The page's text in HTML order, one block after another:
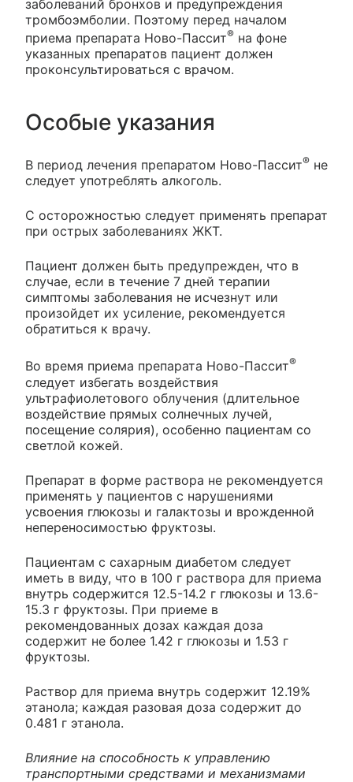
заболеваний бронхов и предупреждения
тромбоэмболии. Поэтому перед началом
приема препарата Ново-Пассит® на фоне
указанных препаратов пациент должен
проконсультироваться с врачом.
Особые указания
В период лечения препаратом Ново-Пассит® не
следует употреблять алкоголь.
С осторожностью следует применять препарат
при острых заболеваниях ЖКТ.
Пациент должен быть предупрежден, что в
случае, если в течение 7 дней терапии
симптомы заболевания не исчезнут или
произойдет их усиление, рекомендуется
обратиться к врачу.
Во время приема препарата Ново-Пассит®
следует избегать воздействия
ультрафиолетового облучения (длительное
воздействие прямых солнечных лучей,
посещение солярия), особенно пациентам со
светлой кожей.
Препарат в форме раствора не рекомендуется
применять у пациентов с нарушениями
усвоения глюкозы и галактозы и врожденной
непереносимостью фруктозы.
Пациентам с сахарным диабетом следует
иметь в виду, что в 100 г раствора для приема
внутрь содержится 12.5-14.2 г глюкозы и 13.6-
15.3 г фруктозы. При приеме в
рекомендованных дозах каждая доза
содержит не более 1.42 г глюкозы и 1.53 г
фруктозы.
Раствор для приема внутрь содержит 12.19%
этанола; каждая разовая доза содержит до
0.481 г этанола.
Влияние на способность к управлению
транспортными средствами и механизмами